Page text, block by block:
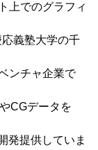
上でのグラフィ
義塾大学の千
ンチャ企業で
CGデータを
発提供していま